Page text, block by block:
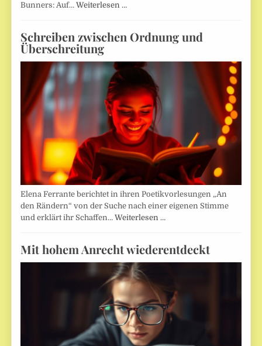
Bunners: Auf…Weiterlesen …
Schreiben zwischen Ordnung und
Überschreitung
Elena Ferrante berichtet in ihren Poetikvorlesungen „An
den Rändern“ von der Suche nach einer eigenen Stimme
und erklärt ihr Schaffen…Weiterlesen …
Mit hohem Anrecht wiederentdeckt